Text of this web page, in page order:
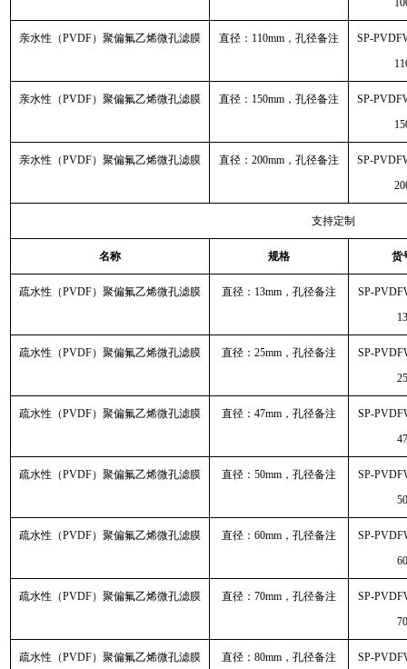
亲水性（PVDF）聚偏氟乙烯微孔滤膜 直径：110mm，孔径备注
SP-
亲水性（PVDF）聚偏氟乙烯微孔滤膜 直径：150mm，孔径备注
SP-
亲水性（PVDF）聚偏氟乙烯微孔滤膜 直径：200mm，孔径备注
SP-
支持定制
名称 规格 货
疏水性（PVDF）聚偏氟乙烯微孔滤膜 直径：13mm，孔径备注
SP-
疏水性（PVDF）聚偏氟乙烯微孔滤膜 直径：25mm，孔径备注
SP-
疏水性（PVDF）聚偏氟乙烯微孔滤膜 直径：47mm，孔径备注
SP-
疏水性（PVDF）聚偏氟乙烯微孔滤膜 直径：50mm，孔径备注
SP-
疏水性（PVDF）聚偏氟乙烯微孔滤膜 直径：60mm，孔径备注
SP-
疏水性（PVDF）聚偏氟乙烯微孔滤膜 直径：70mm，孔径备注
SP-
疏水性（PVDF）聚偏氟乙烯微孔滤膜 直径：80mm，孔径备注
SP-